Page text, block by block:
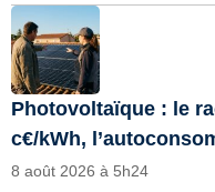
Photovoltaïque : le
c€/kWh,
8 août 2026 à 5h24